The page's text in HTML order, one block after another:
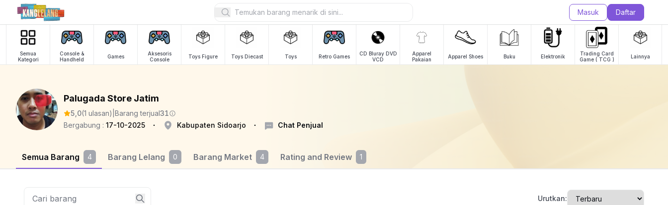
Masuk Daftar
Semua
Kategori
Console &
Handheld
Games
Aksesoris
Console
Toys Figure Toys Diecast Toys Retro Games
CD Bluray DVD
VCD
Apparel
Pakaian
Apparel Shoes Buku Elektronik
Trading Card
Game ( TCG )
Lainnya
Palugada Store Jatim
5,0(1 ulasan) Barang terjual31
Bergabung : 17-10-2025 Kabupaten Sidoarjo Chat Penjual
Semua Barang 4 Barang Lelang 0 Barang Market 4 Rating and Review 1
Urutkan: